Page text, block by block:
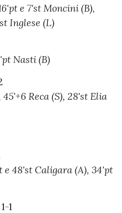
e 7'st Moncini (B),
Inglese (L)
Nasti (B)
Reca (S), 28'st Elia
e 48'st Caligara (A), 34'pt
1